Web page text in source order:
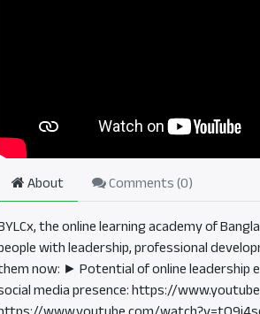
About Comments (0)
the online learning academy of
with leadership, professional
now: ► Potential of online
media presence: https://